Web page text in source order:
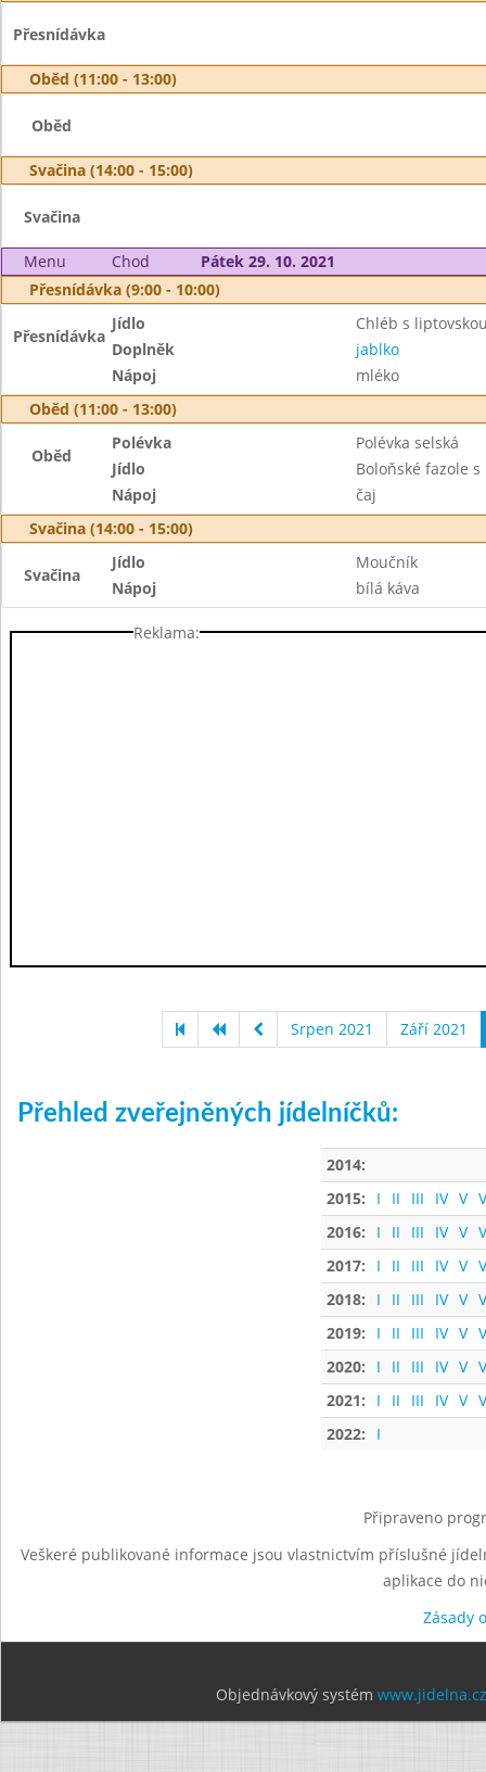
Přesnídávka
Oběd (11:00 - 13:00)
Oběd
Svačina (14:00 - 15:00)
Svačina
Menu Chod
Pátek 29. 10. 2021
Přesnídávka (9:00 - 10:00)
Přesnídávka
Jídlo
Chléb s
Doplněk
jablko
Nápoj
mléko
Oběd (11:00 - 13:00)
Oběd
Polévka
Polévka selská
Jídlo
Boloňské fazole
Nápoj
čaj
Svačina (14:00 - 15:00)
Svačina
Jídlo
Moučník
Nápoj
bílá káva
Reklama:
Srpen 2021 Září 2021
Přehled zveřejněných jídelníčků:
2014:
2015:
I II III IV V
2016:
I II III IV V
2017:
I II III IV V
2018:
I II III IV V
2019:
I II III IV V
2020:
I II III IV V
2021:
I II III IV V
2022:
I
Připraveno
Veškeré publikované informace jsou vlastnictvím příslušné
aplikace do
Zásady
Objednávkový systém www.jidelna.cz